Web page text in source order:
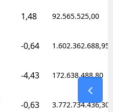
1,48 92.565.525,00
-0,64 1.602.362.688,95
-4,43 172.638.488,80
-0,63 3.772.734.436,30